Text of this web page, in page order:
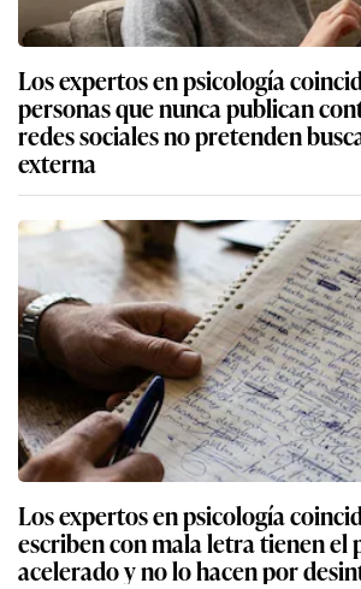
Los expertos en psicología
personas que nunca publican
redes sociales no pretenden
externa
Los expertos en psicología
escriben con mala letra tienen el
acelerado y no lo hacen por